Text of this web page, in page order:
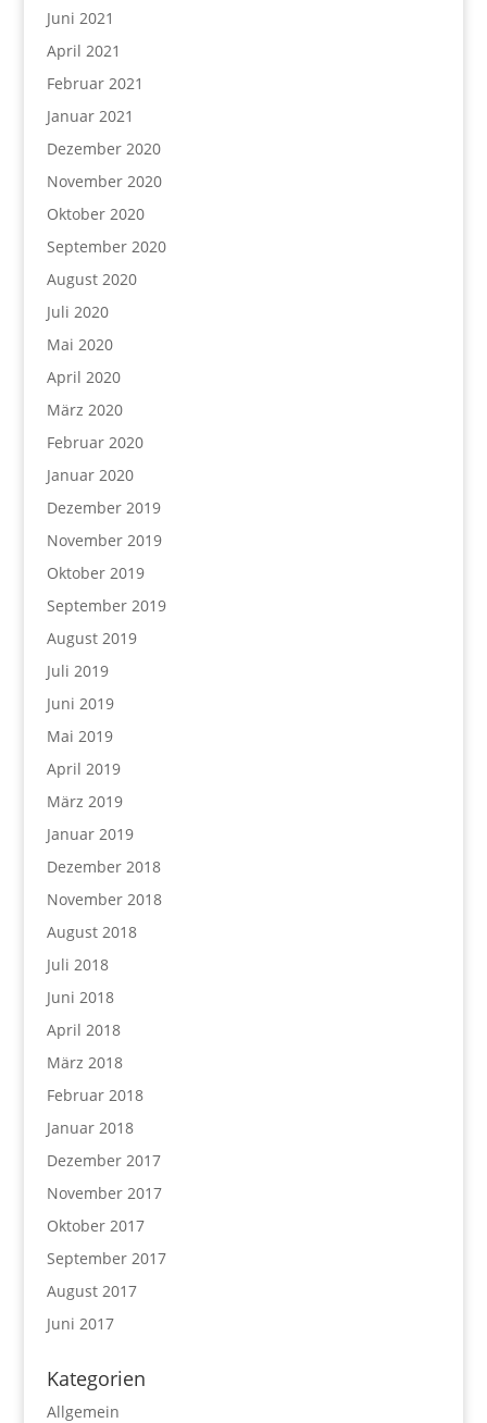
Juni 2021
April 2021
Februar 2021
Januar 2021
Dezember 2020
November 2020
Oktober 2020
September 2020
August 2020
Juli 2020
Mai 2020
April 2020
März 2020
Februar 2020
Januar 2020
Dezember 2019
November 2019
Oktober 2019
September 2019
August 2019
Juli 2019
Juni 2019
Mai 2019
April 2019
März 2019
Januar 2019
Dezember 2018
November 2018
August 2018
Juli 2018
Juni 2018
April 2018
März 2018
Februar 2018
Januar 2018
Dezember 2017
November 2017
Oktober 2017
September 2017
August 2017
Juni 2017
Kategorien
Allgemein